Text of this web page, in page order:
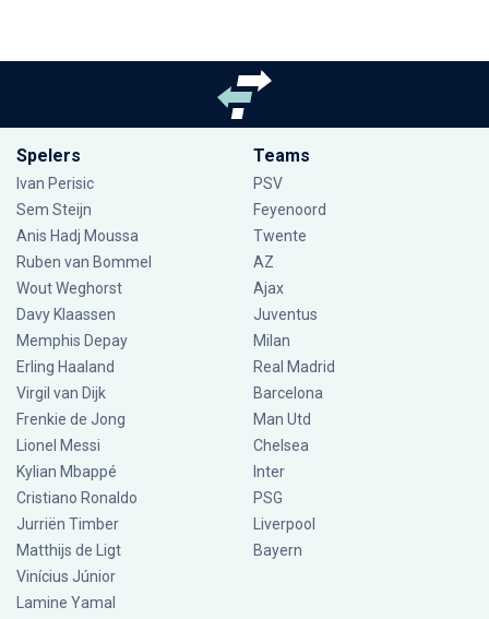
Spelers
Ivan Perisic
Sem Steijn
Anis Hadj Moussa
Ruben van Bommel
Wout Weghorst
Davy Klaassen
Memphis Depay
Erling Haaland
Virgil van Dijk
Frenkie de Jong
Lionel Messi
Kylian Mbappé
Cristiano Ronaldo
Jurriën Timber
Matthijs de Ligt
Vinícius Júnior
Lamine Yamal
Teams
PSV
Feyenoord
Twente
AZ
Ajax
Juventus
Milan
Real Madrid
Barcelona
Man Utd
Chelsea
Inter
PSG
Liverpool
Bayern